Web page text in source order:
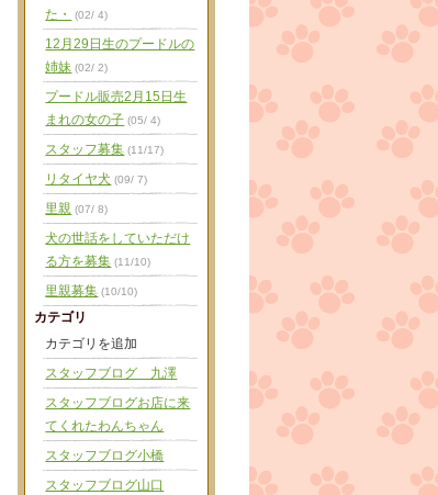
た・
(02/ 4)
12月29日生のプードルの
姉妹 (02/ 2)
プードル販売2月15日生
まれの女の子 (05/ 4)
スタッフ募集 (11/17)
リタイヤ犬 (09/ 7)
里親 (07/ 8)
犬の世話をしていただけ
る方を募集 (11/10)
里親募集 (10/10)
カテゴリ
カテゴリを追加
スタッフブログ 九澤
スタッフブログお店に来
てくれたわんちゃん
スタッフブログ小橋
スタッフブログ山口